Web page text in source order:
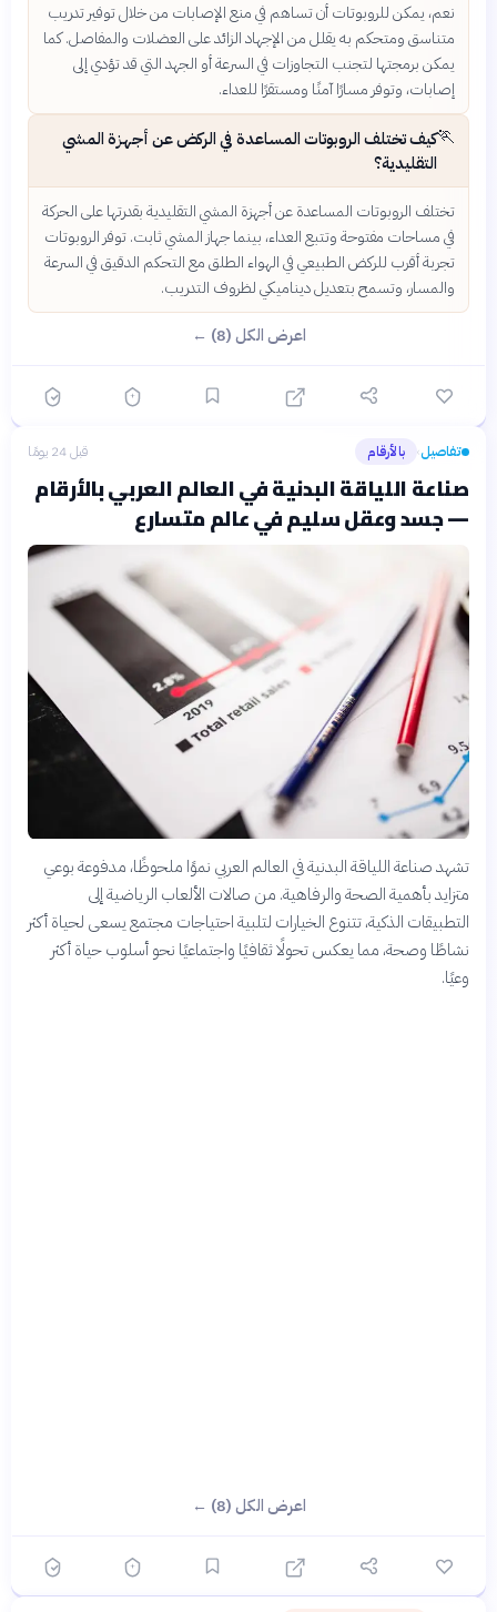
نعم، يمكن للروبوتات أن تساهم في منع الإصابات من خلال توفير تدريب
متناسق ومتحكم به يقلل من الإجهاد الزائد على العضلات والمفاصل. كما
يمكن برمجتها لتجنب التجاوزات في السرعة أو الجهد التي قد تؤدي إلى
إصابات، وتوفر مسارًا آمنًا ومستقرًا للعداء.
🏃كيف تختلف الروبوتات المساعدة في الركض عن أجهزة المشي
التقليدية؟
تختلف الروبوتات المساعدة عن أجهزة المشي التقليدية بقدرتها على الحركة
في مساحات مفتوحة وتتبع العداء، بينما جهاز المشي ثابت. توفر الروبوتات
تجربة أقرب للركض الطبيعي في الهواء الطلق مع التحكم الدقيق في السرعة
والمسار، وتسمح بتعديل ديناميكي لظروف التدريب.
اعرض الكل (8) ←
تفاصيل› بالأرقام قبل 24 يومًا
صناعة اللياقة البدنية في العالم العربي بالأرقام
— جسد وعقل سليم في عالم متسارع
تشهد صناعة اللياقة البدنية في العالم العربي نموًا ملحوظًا، مدفوعة بوعي
متزايد بأهمية الصحة والرفاهية. من صالات الألعاب الرياضية إلى
التطبيقات الذكية، تتنوع الخيارات لتلبية احتياجات مجتمع يسعى لحياة أكثر
نشاطًا وصحة، مما يعكس تحولًا ثقافيًا واجتماعيًا نحو أسلوب حياة أكثر
وعيًا.
اعرض الكل (8) ←